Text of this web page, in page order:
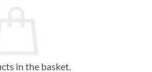
in the basket.